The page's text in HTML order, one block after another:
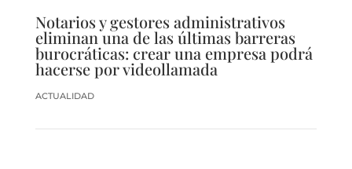
Notarios y gestores administrativos
eliminan una de las últimas barreras
burocráticas: crear una empresa podrá
hacerse por videollamada
ACTUALIDAD